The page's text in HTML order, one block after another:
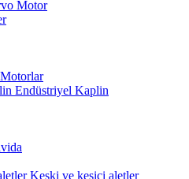
Motor
Endüstriyel Kaplin
Keski ve kesici aletler